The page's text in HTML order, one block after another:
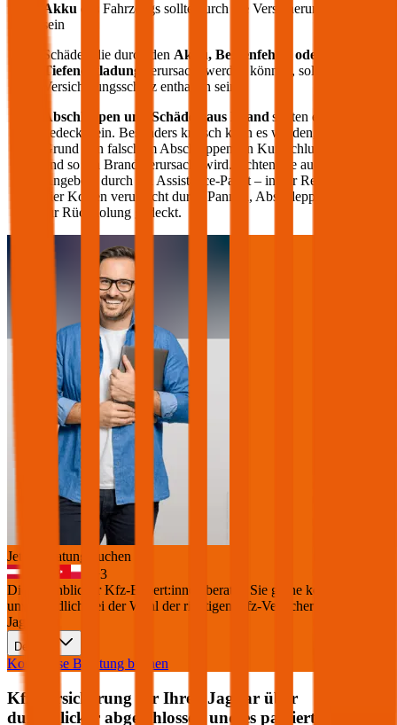
Akku des Fahrzeugs sollte durch die Versicherung gedeckt
sein
Schäden die durch den Akku, Bedienfehler oder
Tiefenentladung
verursacht werden können, sollten im
Versicherungsschutz enthalten sein
Abschleppen und Schäden aus Brand sollten ebenfalls
gedeckt sein. Besonders kritisch kann es werden, wenn auf
Grund von falschem Abschleppen ein Kurzschluss entsteht
und so ein Brand verursacht wird. Achten Sie auch auf die
Angebote durch ein Assistance-Paket – in der Regel werden
hier Kosten verursacht durch Pannen, Abschleppen oder auch
für Rückholung gedeckt.
Jetzt Beratung buchen
+3
Die durchblicker Kfz-Expert:innen beraten Sie gerne kostenlos &
unverbindlich bei der Wahl der richtigen Kfz-Versicherung für Ihren
Jaguar
Deutsch
Kostenlose Beratung buchen
Kfz Versicherung für Ihren Jaguar über
durchblicker abgeschlossen und es passiert ein